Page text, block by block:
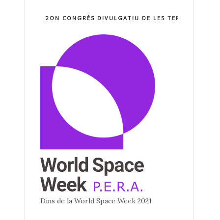
2ON CONGRÈS DIVULGATIU DE LES TERCNOLOGIES
Dins de la World Space Week 2021